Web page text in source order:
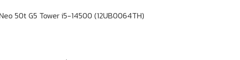
50t G5 Tower i5-14500 (12UB0064TH)